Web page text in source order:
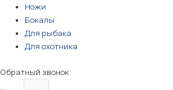
Ножи
Бокалы
Для рыбака
Для охотника
Обратный звонок